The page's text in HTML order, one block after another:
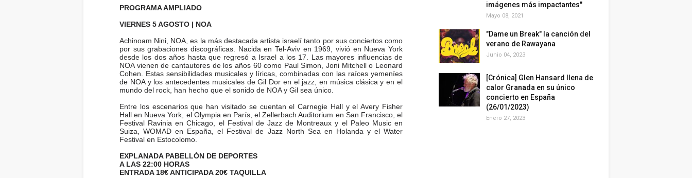
PROGRAMA AMPLIADO
VIERNES 5 AGOSTO | NOA
Achinoam Nini, NOA, es la más destacada artista israelí tanto por sus conciertos como
por sus grabaciones discográficas. Nacida en Tel-Aviv en 1969, vivió en Nueva York
desde los dos años hasta que regresó a Israel a los 17. Las mayores influencias de
NOA vienen de cantautores de los años 60 como Paul Simon, Joni Mitchell o Leonard
Cohen. Estas sensibilidades musicales y líricas, combinadas con las raíces yemeníes
de NOA y los antecedentes musicales de Gil Dor en el jazz, en música clásica y en el
mundo del rock, han hecho que el sonido de NOA y Gil sea único.
Entre los escenarios que han visitado se cuentan el Carnegie Hall y el Avery Fisher
Hall en Nueva York, el Olympia en París, el Zellerbach Auditorium en San Francisco, el
Festival Ravinia en Chicago, el Festival de Jazz de Montreaux y el Paleo Music en
Suiza, WOMAD en España, el Festival de Jazz North Sea en Holanda y el Water
Festival en Estocolomo.
EXPLANADA PABELLÓN DE DEPORTES
A LAS 22:00 HORAS
ENTRADA 18€ ANTICIPADA 20€ TAQUILLA
imágenes más impactantes"
Mayo 08, 2021
"Dame un Break" la canción del
verano de Rawayana
Junio 04, 2023
[Crónica] Glen Hansard llena de
calor Granada en su único
concierto en España
(26/01/2023)
Enero 27, 2023